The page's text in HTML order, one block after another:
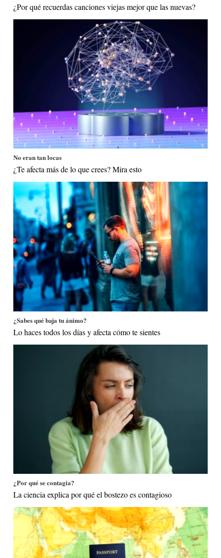
¿Por qué recuerdas canciones viejas mejor que las nuevas?
No eran tan locas
¿Te afecta más de lo que crees? Mira esto
¿Sabes qué baja tu ánimo?
Lo haces todos los días y afecta cómo te sientes
¿Por qué se contagia?
La ciencia explica por qué el bostezo es contagioso